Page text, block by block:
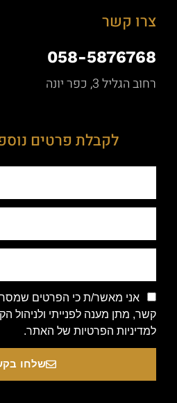
צרו קשר
058-5876768
רחוב הגליל 3, כפר יונה
לקבלת פרטים
אני מאשר/ת כי הפרטים
קשר, מתן מענה לפנייתי ולניהול
למדיניות הפרטיות של האתר.
שלחו